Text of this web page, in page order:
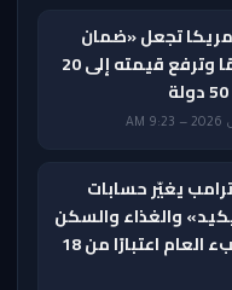
تجعل «ضمان
تأشيرة الزيارة» دائمًا وترفع قيمته إلى 20
يغيّر حسابات
والغذاء والسكن
قد تدخل تقييم العبء العام اعتبارًا من 18